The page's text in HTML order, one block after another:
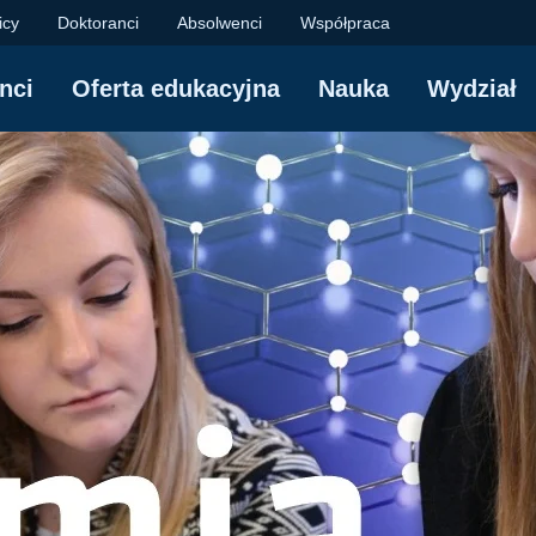
Chemiczny
Doktoranci Absolwenci Współpraca
Oferta edukacyjna Nauka Wydział